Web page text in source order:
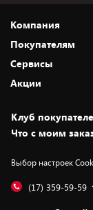
Компания
О нас
Адреса магазинов
Новости
Статьи и обзоры
Вакансии
Дай пять добру!
Покупателям
Как сделать заказ
Оплата и доставка
Безналичный
Обмен и возврат
Обработка
Подарочные
Сервисы
Установка техники
Для игровых
Для мобильных
Для компьютеров
Акции
Скидки и
Белорусские
Бонусы
Оплата частями
Клуб
Что с моим
Выбор настроек
(17) 359-59-59